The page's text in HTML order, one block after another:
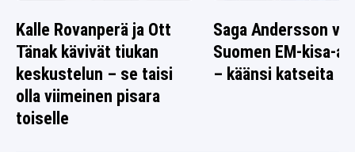
Kalle Rovanperä ja Ott
Tänak kävivät tiukan
keskustelun – se taisi
olla viimeinen pisara
toiselle
Saga Andersson
Suomen EM-kisa-
– käänsi katseita